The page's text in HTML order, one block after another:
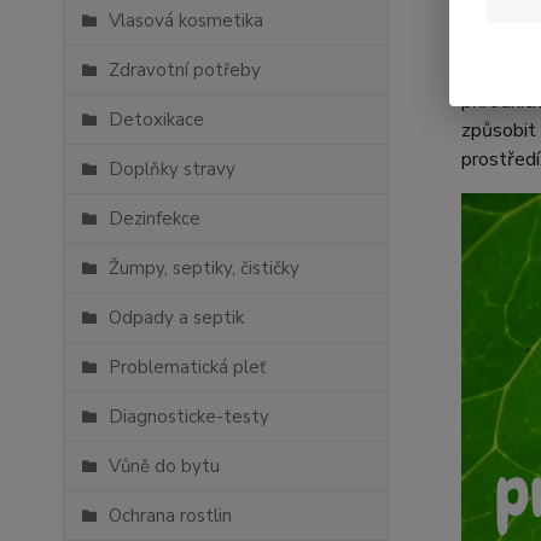
Vlasová kosmetika
Zdravotní potřeby
Detoxikace
Doplňky stravy
Dezinfekce
Žumpy, septiky, čističky
Odpady a septik
Problematická pleť
Diagnosticke-testy
Vůně do bytu
Ochrana rostlin
způsobit
prostředí.